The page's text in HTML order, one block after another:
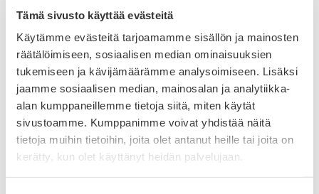
Tämä sivusto käyttää evästeitä
Käytämme evästeitä tarjoamamme sisällön ja mainosten
räätälöimiseen, sosiaalisen median ominaisuuksien
tukemiseen ja kävijämäärämme analysoimiseen. Lisäksi
jaamme sosiaalisen median, mainosalan ja analytiikka-
alan kumppaneillemme tietoja siitä, miten käytät
sivustoamme. Kumppanimme voivat yhdistää näitä
tietoja muihin tietoihin, joita olet antanut heille tai joita on
kerätty, kun olet käyttänyt heidän palvelujaan.
”Force of Nature” vie
fantasiamaailmaan
1.3.2024
Karoliina Mäen taidenäyttely ”Force of Nature” eli
”Luonnonvoima” esittää teoksia, joissa luonto on
synnyttänyt mystisellä tavalla jotain kaunista ja